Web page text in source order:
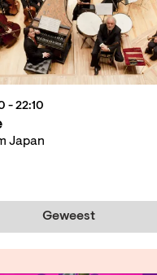
Japan
- 22:10
Geweest